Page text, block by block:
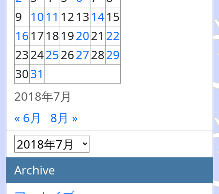
2018年7月
9
1011 12131415
161718192021 22
23242526272829
3031
« 6月 8月 »
Archive